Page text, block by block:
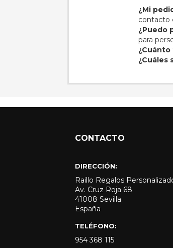
¿Mi
contacto
¿Puedo
para
¿Cuánto
¿Cuáles
CONTACTO
DIRECCIÓN:
Raillo Regalos
Av. Cruz Roja 68
41008 Sevilla
España
TELÉFONO:
954 368 115